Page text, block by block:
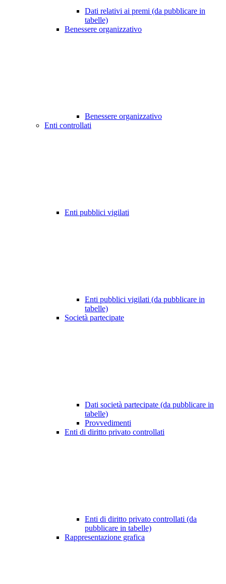
Dati relativi ai premi (da pubblicare in
tabelle)
Benessere organizzativo
Benessere organizzativo
Enti controllati
Enti pubblici vigilati
Enti pubblici vigilati (da pubblicare in
tabelle)
Società partecipate
Dati società partecipate (da pubblicare in
tabelle)
Provvedimenti
Enti di diritto privato controllati
Enti di diritto privato controllati (da
pubblicare in tabelle)
Rappresentazione grafica